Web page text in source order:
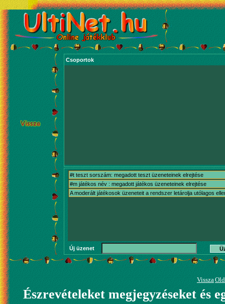
Csoportok
#t teszt sorszám: megadott teszt üzeneteinek elrejtése
#m játékos név : megadott játékos üzeneteinek elrejtése
A moderált játékosok üzeneteit a rendszer letárolja utólagos
Új üzenet
Vissza
Észrevételeket megjegyzéseket és